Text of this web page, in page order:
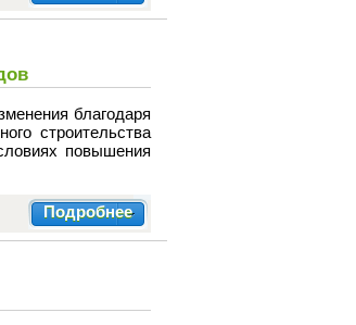
благодаря
строительства
повышения
Подробнее